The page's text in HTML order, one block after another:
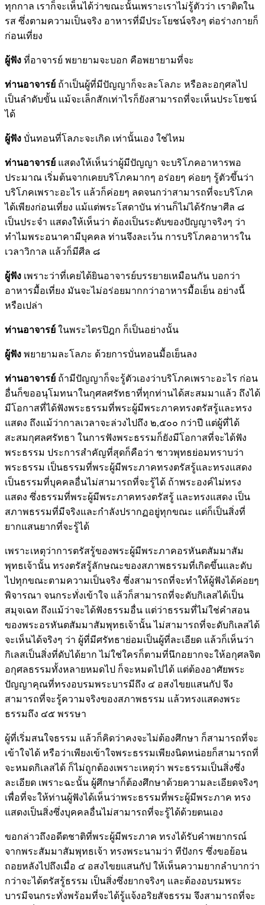
ทุกกาล เราก็จะเห็นได้ว่าขณะนั้นเพราะเราไม่รู้ตัวว่า เราติดใน
รส ซึ่งตามความเป็นจริง อาหารที่มีประโยชน์จริงๆ ต่อร่างกายก็
ก่อนเที่ยง
ผู้ฟัง ที่อาจารย์ พยายามจะบอก คือพยายามที่จะ
ท่านอาจารย์ ถ้าเป็นผู้ที่มีปัญญาก็จะละโลภะ หรือละอกุศลไป
เป็นลำดับขั้น แม้จะเล็กสักเท่าไรก็ยังสามารถที่จะเห็นประโยชน์
ได้
ผู้ฟัง บั่นทอนที่โลภะจะเกิด เท่านั้นเอง ใช่ไหม
ท่านอาจารย์ แสดงให้เห็นว่าผู้มีปัญญา จะบริโภคอาหารพอ
ประมาณ เริ่มต้นจากเคยบริโภคมากๆ อร่อยๆ ค่อยๆ รู้ตัวขึ้นว่า
บริโภคเพราะอะไร แล้วก็ค่อยๆ ลดจนกว่าสามารถที่จะบริโภค
ได้เพียงก่อนเที่ยง แม้แต่พระโสดาบัน ท่านก็ไม่ได้รักษาศีล ๘
เป็นประจำ แสดงให้เห็นว่า ต้องเป็นระดับของปัญญาจริงๆ ว่า
ทำไมพระอนาคามีบุคคล ท่านจึงละเว้น การบริโภคอาหารใน
เวลาวิกาล แล้วก็มีศีล ๘
ผู้ฟัง เพราะว่าที่เคยได้ยินอาจารย์บรรยายเหมือนกัน บอกว่า
อาหารมื้อเที่ยง มันจะไม่อร่อยมากกว่าอาหารมื้อเย็น อย่างนี้
หรือเปล่า
ท่านอาจารย์ ในพระไตรปิฎก ก็เป็นอย่างนั้น
ผู้ฟัง พยายามละโลภะ ด้วยการบั่นทอนมื้อเย็นลง
ท่านอาจารย์ ถ้ามีปัญญาก็จะรู้ตัวเองว่าบริโภคเพราะอะไร ก่อน
อื่นก็ขออนุโมทนาในกุศลศรัทธาที่ทุกท่านได้สะสมมาแล้ว ถึงได้
มีโอกาสที่ได้ฟังพระธรรมที่พระผู้มีพระภาคทรงตรัสรู้และทรง
แสดง ถึงแม้ว่ากาลเวลาจะล่วงไปถึง ๒,๕๐๐ กว่าปี แต่ผู้ที่ได้
สะสมกุศลศรัทธา ในการฟังพระธรรมก็ยังมีโอกาสที่จะได้ฟัง
พระธรรม ประการสำคัญที่สุดก็คือว่า ชาวพุทธย่อมทราบว่า
พระธรรม เป็นธรรมที่พระผู้มีพระภาคทรงตรัสรู้และทรงแสดง
เป็นธรรมที่บุคคลอื่นไม่สามารถที่จะรู้ได้ ถ้าพระองค์ไม่ทรง
แสดง ซึ่งธรรมที่พระผู้มีพระภาคทรงตรัสรู้ และทรงแสดง เป็น
สภาพธรรมที่มีจริงและกำลังปรากฏอยู่ทุกขณะ แต่ก็เป็นสิ่งที่
ยากแสนยากที่จะรู้ได้
เพราะเหตุว่าการตรัสรู้ของพระผู้มีพระภาคอรหันตสัมมาสัม
พุทธเจ้านั้น ทรงตรัสรู้ลักษณะของสภาพธรรมที่เกิดขึ้นและดับ
ไปทุกขณะตามความเป็นจริง ซึ่งสามารถที่จะทำให้ผู้ฟังได้ค่อยๆ
พิจารณา จนกระทั่งเข้าใจ แล้วก็สามารถที่จะดับกิเลสได้เป็น
สมุจเฉท ถึงแม้ว่าจะได้ฟังธรรมอื่น แต่ว่าธรรมที่ไม่ใช่คำสอน
ของพระอรหันตสัมมาสัมพุทธเจ้านั้น ไม่สามารถที่จะดับกิเลสได้
จะเห็นได้จริงๆ ว่า ผู้ที่มีศรัทธาย่อมเป็นผู้ที่ละเอียด แล้วก็เห็นว่า
กิเลสเป็นสิ่งที่ดับได้ยาก ไม่ใช่ใครก็ตามที่นึกอยากจะให้อกุศลจิต
อกุศลธรรมทั้งหลายหมดไป ก็จะหมดไปได้ แต่ต้องอาศัยพระ
ปัญญาคุณที่ทรงอบรมพระบารมีถึง ๔ อสงไขยแสนกัป จึง
สามารถที่จะรู้ความจริงของสภาพธรรม แล้วทรงแสดงพระ
ธรรมถึง ๔๕ พรรษา
ผู้ที่เริ่มสนใจธรรม แล้วก็คิดว่าคงจะไม่ต้องศึกษา ก็สามารถที่จะ
เข้าใจได้ หรือว่าเพียงเข้าใจพระธรรมเพียงนิดหน่อยก็สามารถที่
จะหมดกิเลสได้ ก็ไม่ถูกต้องเพราะเหตุว่า พระธรรมเป็นสิ่งซึ่ง
ละเอียด เพราะฉะนั้น ผู้ศึกษาก็ต้องศึกษาด้วยความละเอียดจริงๆ
เพื่อที่จะให้ท่านผู้ฟังได้เห็นว่าพระธรรมที่พระผู้มีพระภาค ทรง
แสดงเป็นสิ่งซึ่งบุคคลอื่นไม่สามารถที่จะรู้ได้ด้วยตนเอง
ขอกล่าวถึงอดีตชาติที่พระผู้มีพระภาค ทรงได้รับคำพยากรณ์
จากพระสัมมาสัมพุทธเจ้า ทรงพระนามว่า ทีปังกร ซึ่งขอย้อน
ถอยหลังไปถึงเมื่อ ๔ อสงไขยแสนกัป ให้เห็นความยากลำบากว่า
กว่าจะได้ตรัสรู้ธรรม เป็นสิ่งซึ่งยากจริงๆ และต้องอบรมพระ
บารมีจนกระทั่งพร้อมที่จะได้รู้แจ้งอริยสัจธรรม จึงสามารถที่จะ